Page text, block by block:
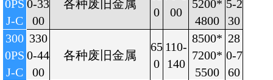
0PS
J-C
0-33
00
各种废旧金属
0
00
5200*
4800
5-2
30
300
0PS
J-C
330
0-44
00
各种废旧金属
65
0
110-
140
8500*
7200*
5500
28
0-7
60